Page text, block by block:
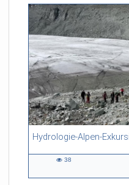
Hydrologie-Alpen-
06:46 duration
38